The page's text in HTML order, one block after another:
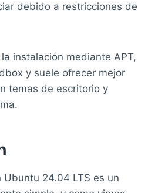
debido a restricciones de
instalación mediante APT,
y suele ofrecer mejor
temas de escritorio y
Ubuntu 24.04 LTS es un